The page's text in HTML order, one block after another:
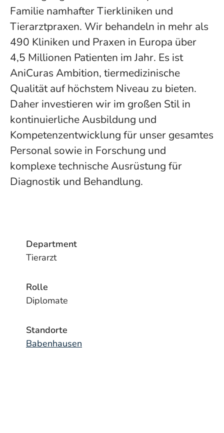
Familie namhafter Tierkliniken und
Tierarztpraxen. Wir behandeln in mehr als
490 Kliniken und Praxen in Europa über
4,5 Millionen Patienten im Jahr. Es ist
AniCuras Ambition, tiermedizinische
Qualität auf höchstem Niveau zu bieten.
Daher investieren wir im großen Stil in
kontinuierliche Ausbildung und
Kompetenzentwicklung für unser gesamtes
Personal sowie in Forschung und
komplexe technische Ausrüstung für
Diagnostik und Behandlung.
Department
Tierarzt
Rolle
Diplomate
Standorte
Babenhausen